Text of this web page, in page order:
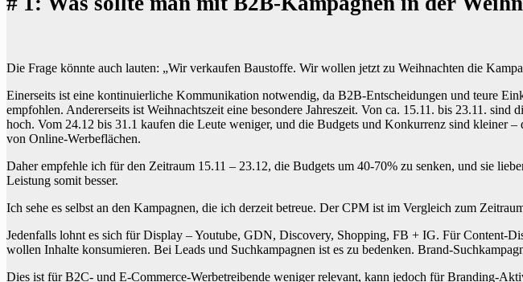
Die Frage könnte auch lauten: „Wir verkaufen Baustoffe. Wir wollen jetzt zu Weihnachten die
Einerseits ist eine kontinuierliche Kommunikation notwendig, da B2B-Entscheidungen und teure
empfohlen. Andererseits ist Weihnachtszeit eine besondere Jahreszeit. Von ca. 15.11. bis 23.11.
hoch. Vom 24.12 bis 31.1 kaufen die Leute weniger, und die Budgets und Konkurrenz sind kleiner
von Online-Werbeflächen.
Daher empfehle ich für den Zeitraum 15.11 – 23.12, die Budgets um 40-70% zu senken, und sie
Leistung somit besser.
Ich sehe es selbst an den Kampagnen, die ich derzeit betreue. Der CPM ist im Vergleich zum
Jedenfalls lohnt es sich für Display – Youtube, GDN, Discovery, Shopping, FB + IG. Für Content-
wollen Inhalte konsumieren. Bei Leads und Suchkampagnen ist es zu bedenken. Brand-
Dies ist für B2C- und E-Commerce-Werbetreibende weniger relevant, kann jedoch für Branding-